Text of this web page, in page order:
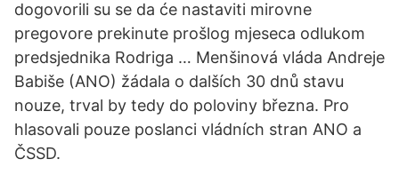
dogovorili su se da će nastaviti mirovne
pregovore prekinute prošlog mjeseca odlukom
predsjednika Rodriga … Menšinová vláda Andreje
Babiše (ANO) žádala o dalších 30 dnů stavu
nouze, trval by tedy do poloviny března. Pro
hlasovali pouze poslanci vládních stran ANO a
ČSSD.